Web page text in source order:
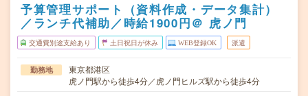
予算管理サポート（資料作成・データ集計）
／ランチ代補助／時給1900円＠ 虎ノ門
交通費別途支給あり 土日祝日が休み WEB登録OK 派遣
勤務地
東京都港区
虎ノ門駅から徒歩4分／虎ノ門ヒルズ駅から徒歩4分